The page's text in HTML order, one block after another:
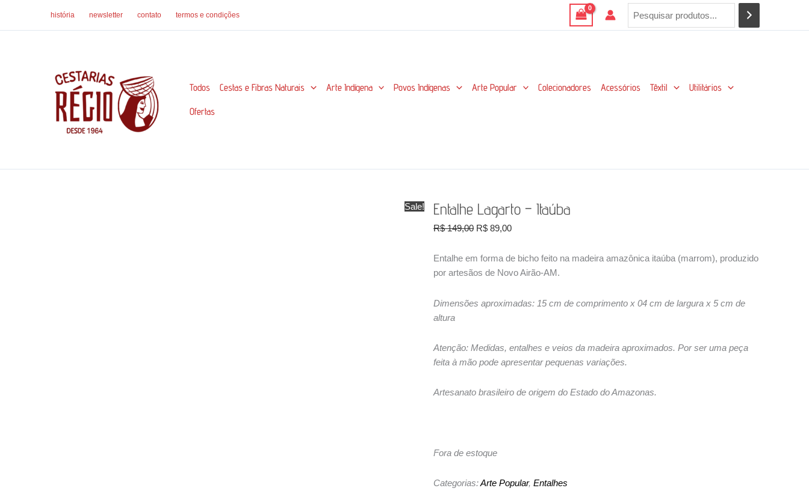
história newsletter contato termos e condições
Todos Cestas e Fibras Naturais Arte Indígena Povos Indígenas Arte Popular Colecionadores Acessórios Têxtil Utilitários
Ofertas
Sale! Entalhe Lagarto – Itaúba
R$149,00 O
original
era:
R$ 89,00O
atual
é:
Entalhe em forma de bicho feito na madeira amazônica itaúba (marrom), produzido
por artesãos de Novo Airão-AM.
Dimensões aproximadas: 15 cm de comprimento x 04 cm de largura x 5 cm de
altura
Atenção: Medidas, entalhes e veios da madeira aproximados. Por ser uma peça
feita à mão pode apresentar pequenas variações.
Artesanato brasileiro de origem do Estado do Amazonas.
Fora de estoque
Categorias:Arte Popular, Entalhes